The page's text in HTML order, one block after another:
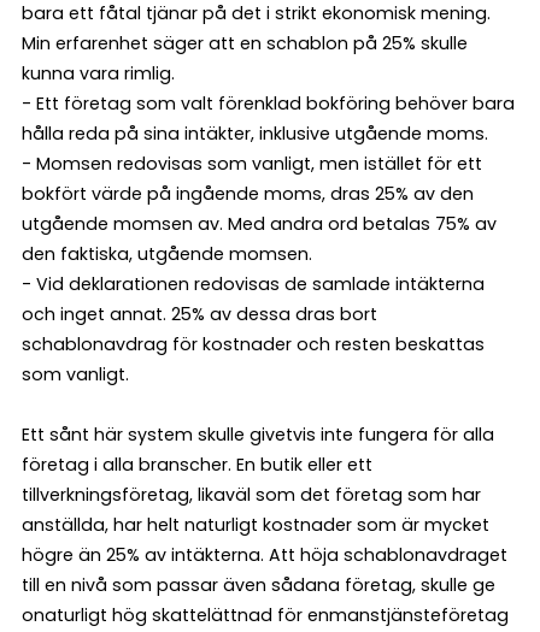
bara ett fåtal tjänar på det i strikt ekonomisk mening.
Min erfarenhet säger att en schablon på 25% skulle
kunna vara rimlig.
- Ett företag som valt förenklad bokföring behöver bara
hålla reda på sina intäkter, inklusive utgående moms.
- Momsen redovisas som vanligt, men istället för ett
bokfört värde på ingående moms, dras 25% av den
utgående momsen av. Med andra ord betalas 75% av
den faktiska, utgående momsen.
- Vid deklarationen redovisas de samlade intäkterna
och inget annat. 25% av dessa dras bort
schablonavdrag för kostnader och resten beskattas
som vanligt.
Ett sånt här system skulle givetvis inte fungera för alla
företag i alla branscher. En butik eller ett
tillverkningsföretag, likaväl som det företag som har
anställda, har helt naturligt kostnader som är mycket
högre än 25% av intäkterna. Att höja schablonavdraget
till en nivå som passar även sådana företag, skulle ge
onaturligt hög skattelättnad för enmanstjänsteföretag